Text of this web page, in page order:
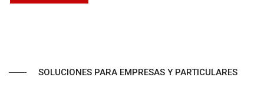
SOLUCIONES PARA EMPRESAS Y PARTICULARES